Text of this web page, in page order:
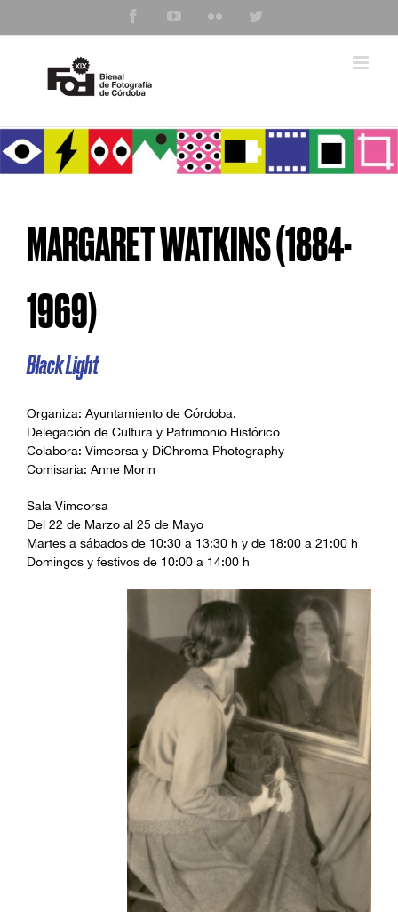
FacebookYouTubeFlickr
MARGARET WATKINS (1884-
1969)
Black Light
Organiza: Ayuntamiento de Córdoba.
Delegación de Cultura y Patrimonio Histórico
Colabora: Vimcorsa y DiChroma Photography
Comisaria: Anne Morin
Sala Vimcorsa
Del 22 de Marzo al 25 de Mayo
Martes a sábados de 10:30 a 13:30 h y de 18:00 a 21:00 h
Domingos y festivos de 10:00 a 14:00 h